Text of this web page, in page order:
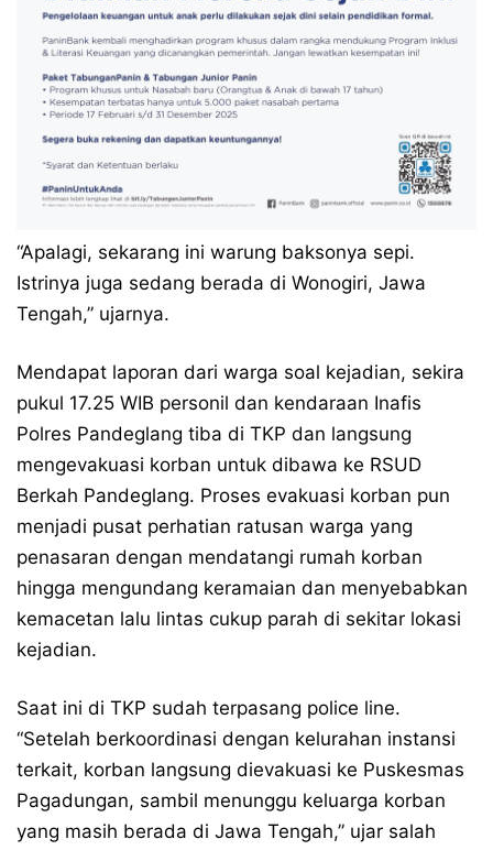
“Apalagi, sekarang ini warung baksonya sepi.
Istrinya juga sedang berada di Wonogiri, Jawa
Tengah,” ujarnya.
Mendapat laporan dari warga soal kejadian, sekira
pukul 17.25 WIB personil dan kendaraan Inafis
Polres Pandeglang tiba di TKP dan langsung
mengevakuasi korban untuk dibawa ke RSUD
Berkah Pandeglang. Proses evakuasi korban pun
menjadi pusat perhatian ratusan warga yang
penasaran dengan mendatangi rumah korban
hingga mengundang keramaian dan menyebabkan
kemacetan lalu lintas cukup parah di sekitar lokasi
kejadian.
Saat ini di TKP sudah terpasang police line.
“Setelah berkoordinasi dengan kelurahan instansi
terkait, korban langsung dievakuasi ke Puskesmas
Pagadungan, sambil menunggu keluarga korban
yang masih berada di Jawa Tengah,” ujar salah